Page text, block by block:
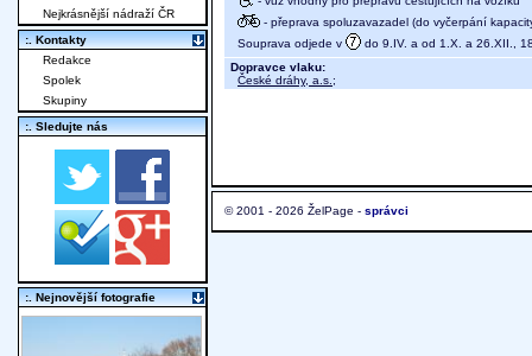
- přeprava spoluzavazadel (do vyčerpání
Souprava odjede v
do 9.IV. a od 1.X. a 26.XII.,
Dopravce vlaku:
České dráhy, a.s. ;
© 2001 - 2026 ŽelPage - správci
Nejkrásnější nádraží ČR
:. Kontakty
Redakce
Spolek
Skupiny
:. Sledujte nás
:. Nejnovější fotografie